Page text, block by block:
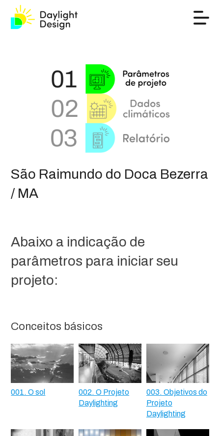
São Raimundo do Doca Bezerra
/ MA
Abaixo a indicação de
parâmetros para iniciar seu
projeto:
Conceitos básicos
001. O sol
002. O Projeto
Daylighting
003. Objetivos do
Projeto
Daylighting